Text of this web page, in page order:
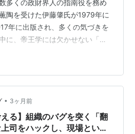
多くの政財界人の指南役を務め
陶を受けた伊藤肇氏が1979年に
年に出版され、多くの気づきを
に、帝王学には欠かせない「３
• 3ヶ月前
える】組織のバグを突く「翻
司をハックし、現場という